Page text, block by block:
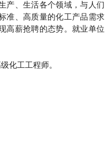
产、生活各个领域，与人们
准、高质量的化工产品需求
高薪抢聘的态势。就业单位
化工工程师。